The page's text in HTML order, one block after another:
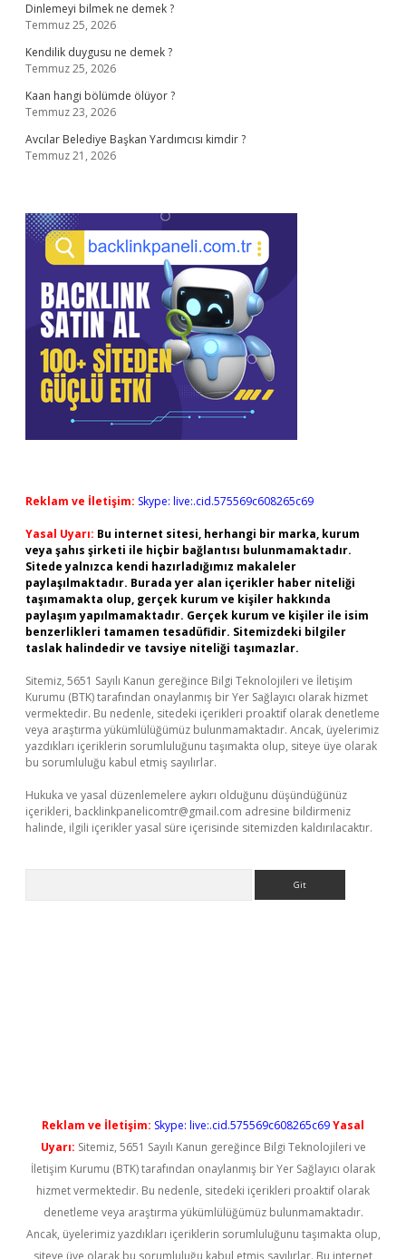
Dinlemeyi bilmek ne demek ?
Temmuz 25, 2026
Kendilik duygusu ne demek ?
Temmuz 25, 2026
Kaan hangi bölümde ölüyor ?
Temmuz 23, 2026
Avcılar Belediye Başkan Yardımcısı kimdir ?
Temmuz 21, 2026
Reklam ve İletişim: Skype: live:.cid.575569c608265c69
Yasal Uyarı: Bu internet sitesi, herhangi bir marka, kurum
veya şahıs şirketi ile hiçbir bağlantısı bulunmamaktadır.
Sitede yalnızca kendi hazırladığımız makaleler
paylaşılmaktadır. Burada yer alan içerikler haber niteliği
taşımamakta olup, gerçek kurum ve kişiler hakkında
paylaşım yapılmamaktadır. Gerçek kurum ve kişiler ile isim
benzerlikleri tamamen tesadüfidir. Sitemizdeki bilgiler
taslak halindedir ve tavsiye niteliği taşımazlar.
Sitemiz, 5651 Sayılı Kanun gereğince Bilgi Teknolojileri ve İletişim
Kurumu (BTK) tarafından onaylanmış bir Yer Sağlayıcı olarak hizmet
vermektedir. Bu nedenle, sitedeki içerikleri proaktif olarak denetleme
veya araştırma yükümlülüğümüz bulunmamaktadır. Ancak, üyelerimiz
yazdıkları içeriklerin sorumluluğunu taşımakta olup, siteye üye olarak
bu sorumluluğu kabul etmiş sayılırlar.
Hukuka ve yasal düzenlemelere aykırı olduğunu düşündüğünüz
içerikleri, backlinkpanelicomtr@gmail.com adresine bildirmeniz
halinde, ilgili içerikler yasal süre içerisinde sitemizden kaldırılacaktır.
Reklam ve İletişim: Skype: live:.cid.575569c608265c69Yasal
Uyarı: Sitemiz, 5651 Sayılı Kanun gereğince Bilgi Teknolojileri ve
İletişim Kurumu (BTK) tarafından onaylanmış bir Yer Sağlayıcı olarak
hizmet vermektedir. Bu nedenle, sitedeki içerikleri proaktif olarak
denetleme veya araştırma yükümlülüğümüz bulunmamaktadır.
Ancak, üyelerimiz yazdıkları içeriklerin sorumluluğunu taşımakta olup,
siteye üye olarak bu sorumluluğu kabul etmiş sayılırlar. Bu internet